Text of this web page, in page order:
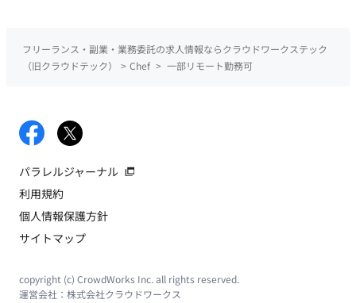
フリーランス・副業・業務委託の求人情報ならクラウドワークステック
（旧クラウドテック）
> Chef > 一部リモート勤務可
パラレルジャーナル
利用規約
個人情報保護方針
サイトマップ
copyright (c) CrowdWorks Inc. all rights reserved.
運営会社： 株式会社クラウドワークス